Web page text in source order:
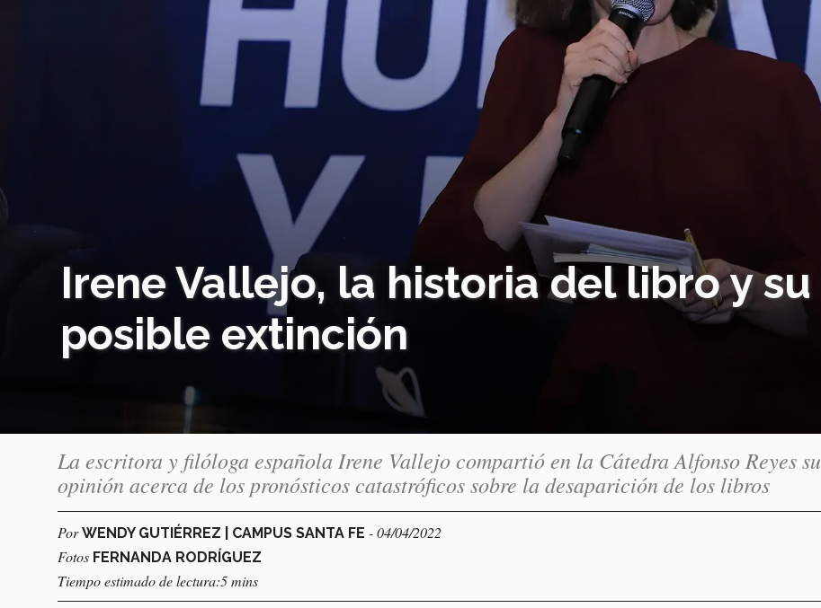
Irene Vallejo, la historia del libro y su
posible extinción
La escritora y filóloga española Irene Vallejo compartió en la Cátedra Alfonso Reyes su
opinión acerca de los pronósticos catastróficos sobre la desaparición de los libros
PorWENDY GUTIÉRREZ | CAMPUS SANTA FE - 04/04/2022
Fotos FERNANDA RODRÍGUEZ
Tiempo estimado de lectura:5 mins